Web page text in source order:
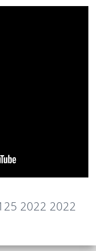
2022 2022